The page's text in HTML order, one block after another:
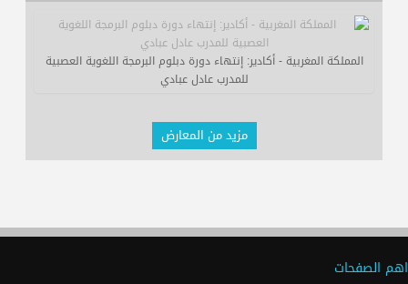
المملكة المغربية - أكادير: إنتهاء دورة دبلوم البرمجة اللغوية العصبية
للمدرب عادل عبادي
مزيد من المعارض
اهم الصفحات